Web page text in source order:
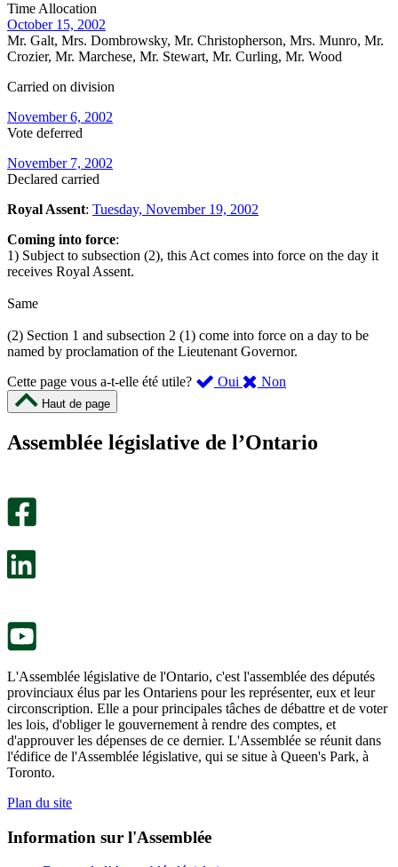
Time Allocation
October 15, 2002
Mr. Galt, Mrs. Dombrowsky, Mr. Christopherson, Mrs. Munro, Mr.
Crozier, Mr. Marchese, Mr. Stewart, Mr. Curling, Mr. Wood
Carried on division
November 6, 2002
Vote deferred
November 7, 2002
Declared carried
Royal Assent: Tuesday, November 19, 2002
Coming into force:
1) Subject to subsection (2), this Act comes into force on the day it
receives Royal Assent.
Same
(2) Section 1 and subsection 2 (1) come into force on a day to be
named by proclamation of the Lieutenant Governor.
Cette page vous a-t-elle été utile?
Oui ,
été
Non
m’a
Haut de page
Assemblée législative de l’Ontario
L'Assemblée législative de l'Ontario, c'est l'assemblée des députés
provinciaux élus par les Ontariens pour les représenter, eux et leur
circonscription. Elle a pour principales tâches de débattre et de voter
les lois, d'obliger le gouvernement à rendre des comptes, et
d'approuver les dépenses de ce dernier. L'Assemblée se réunit dans
l'édifice de l'Assemblée législative, qui se situe à Queen's Park, à
Toronto.
Plan du site
Information sur l'Assemblée